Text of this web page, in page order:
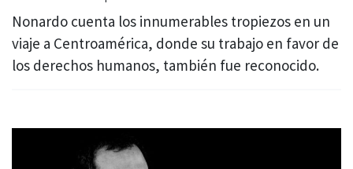
Nonardo cuenta los innumerables tropiezos en un
viaje a Centroamérica, donde su trabajo en favor de
los derechos humanos, también fue reconocido.